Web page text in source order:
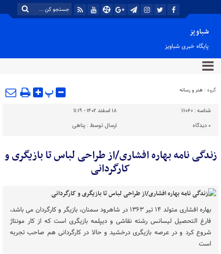
شباویز
پایگاه خبری شباویز
گروه : هنر و رسانه پ
شناسه : 11060
۱۸ اسفند ۱۴۰۲ - ۱۱:۱۹
۰ دیدگاه ارسال توسط :پناهی
زندگی نامه بهاره افشاری/از طراحی لباس تا بازیگری و
کارگردانی
بهاره افشاری متولد ۱۴ تیر ۱۳۶۳ در شاهرود سمنان، بازیگر و کارگردان می باشد،
فارغ التحصیل لیسانس رشته نقاشی و دیپلمه بازیگری است که از کار مونتاژ
شروع کرد و در عرصه بازیگری درخشید و حالا در کارگردانی هم صاحب تجربه
است